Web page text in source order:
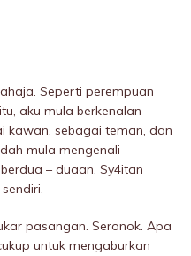
Seperti perempuan
aku mula berkenalan
kawan, sebagai teman, dan
mula mengenali
– duaan. Sy4itan
pasangan. Seronok. Apa
untuk mengaburkan